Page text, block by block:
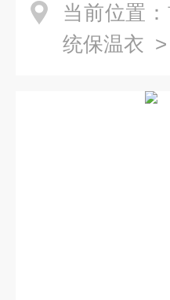
当前位置：
统保温衣 >